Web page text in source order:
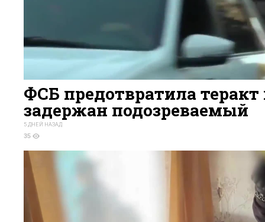
ФСБ предотвратила теракт
задержан подозреваемый
5 ДНЕЙ НАЗАД
35